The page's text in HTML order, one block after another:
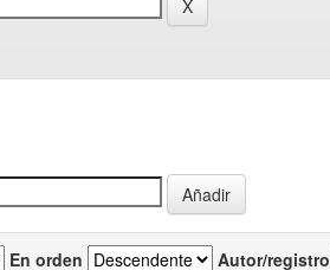
En orden Autor/registro